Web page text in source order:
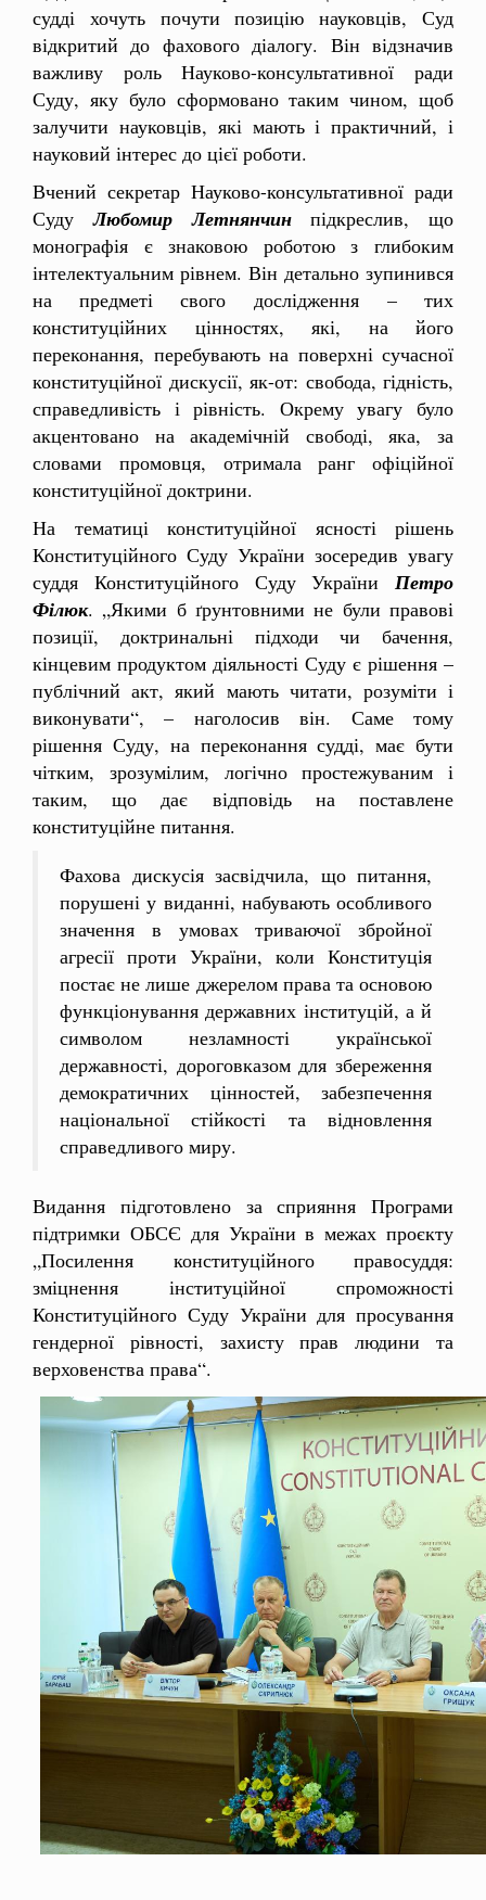
судді хочуть почути позицію науковців, Суд
відкритий до фахового діалогу. Він відзначив
важливу роль Науково-консультативної ради
Суду, яку було сформовано таким чином, щоб
залучити науковців, які мають і практичний, і
науковий інтерес до цієї роботи.
Вчений секретар Науково-консультативної ради
СудуЛюбомир Летнянчинпідкреслив, що
монографія є знаковою роботою з глибоким
інтелектуальним рівнем. Він детально зупинився
на предметі свого дослідження – тих
конституційних цінностях, які, на його
переконання, перебувають на поверхні сучасної
конституційної дискусії, як-от: свобода, гідність,
справедливість і рівність. Окрему увагу було
акцентовано на академічній свободі, яка, за
словами промовця, отримала ранг офіційної
конституційної доктрини.
На тематиці конституційної ясності рішень
Конституційного Суду України зосередив увагу
суддя Конституційного Суду України Петро
Філюк. „Якими б ґрунтовними не були правові
позиції, доктринальні підходи чи бачення,
кінцевим продуктом діяльності Суду є рішення –
публічний акт, який мають читати, розуміти і
виконувати“, – наголосив він. Саме тому
рішення Суду, на переконання судді, має бути
чітким, зрозумілим, логічно простежуваним і
таким, що дає відповідь на поставлене
конституційне питання.
Фахова дискусія засвідчила, що питання,
порушені у виданні, набувають особливого
значення в умовах триваючої збройної
агресії проти України, коли Конституція
постає не лише джерелом права та основою
функціонування державних інституцій, а й
символом незламності української
державності, дороговказом для збереження
демократичних цінностей, забезпечення
національної стійкості та відновлення
справедливого миру.
Видання підготовлено за сприяння Програми
підтримки ОБСЄ для України в межах проєкту
„Посилення конституційного правосуддя:
зміцнення інституційної спроможності
Конституційного Суду України для просування
гендерної рівності, захисту прав людини та
верховенства права“.